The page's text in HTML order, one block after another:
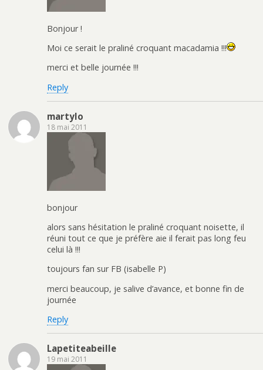
Bonjour !
Moi ce serait le praliné croquant macadamia !!!
merci et belle journée !!!
Reply
martylo
18 mai 2011
bonjour
alors sans hésitation le praliné croquant noisette, il
réuni tout ce que je préfère aie il ferait pas long feu
celui là !!!
toujours fan sur FB (isabelle P)
merci beaucoup, je salive d’avance, et bonne fin de
journée
Reply
Lapetiteabeille
19 mai 2011